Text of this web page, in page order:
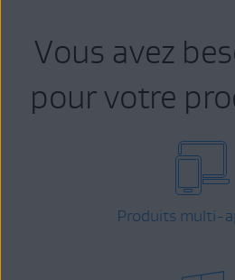
Vous avez
pour votre
Produits multi-